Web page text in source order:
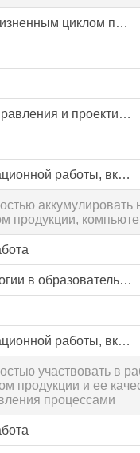
Автоматизация управления жизненным циклом продукции в пищевой промышленности и отраслях агропромышленного комплекса
Интегрированные системы управления и проектирования
Защита выпускной квалификационной работы, включая подготовку к процедуре защиты и процедуру защиты
продукции,
Прикладные методы и технологии в образовательной и исследовательской деятельности
Защита выпускной квалификационной работы, включая подготовку к процедуре защиты и процедуру защиты
участвовать в
продукции и ее
процессами